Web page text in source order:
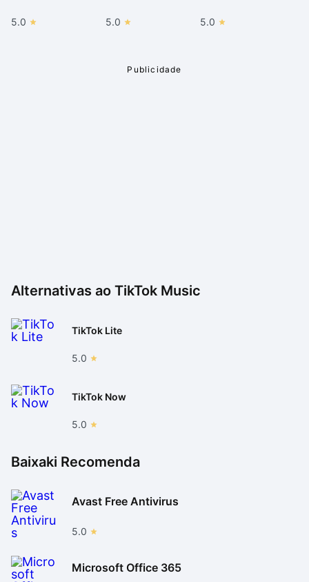
as pessoas vivenciam a música. Sua abordagem
5.0 5.0 5.0
Alternativas ao TikTok Music
TikTok Lite
5.0
TikTok Now
5.0
Baixaki Recomenda
Avast Free Antivirus
5.0
Microsoft Office 365